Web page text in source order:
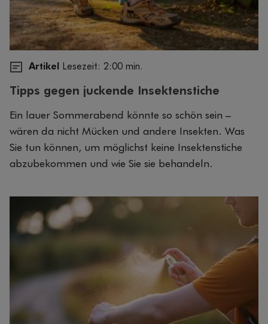
Artikel Lesezeit: 2:00 min.
Tipps gegen juckende Insektenstiche
Ein lauer Sommerabend könnte so schön sein –
wären da nicht Mücken und andere Insekten. Was
Sie tun können, um möglichst keine Insektenstiche
abzubekommen und wie Sie sie behandeln.